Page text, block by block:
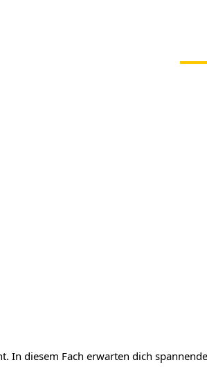
In diesem Fach erwarten dich